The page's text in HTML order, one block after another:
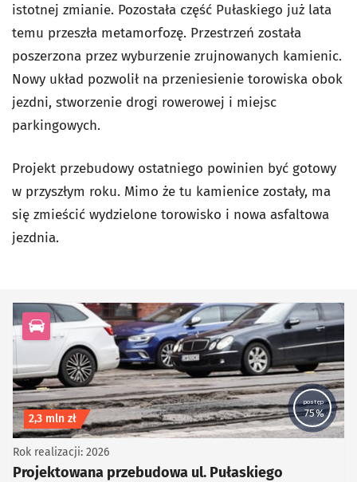
istotnej zmianie. Pozostała część Pułaskiego już lata
temu przeszła metamorfozę. Przestrzeń została
poszerzona przez wyburzenie zrujnowanych kamienic.
Nowy układ pozwolił na przeniesienie torowiska obok
jezdni, stworzenie drogi rowerowej i miejsc
parkingowych.
Projekt przebudowy ostatniego powinien być gotowy
w przyszłym roku. Mimo że tu kamienice zostały, ma
się zmieścić wydzielone torowisko i nowa asfaltowa
jezdnia.
kategoria Infrastruktura drogowa
postęp
75%
Koszt inwestycji
2,3 mln zł
Projektowana przebudowa ul. Pułaskiego
Rok realizacji: 2026